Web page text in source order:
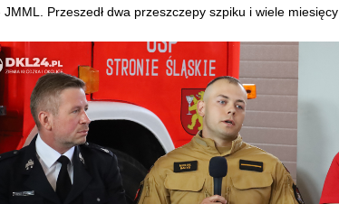
JMML. Przeszedł dwa przeszczepy szpiku i wiele miesięcy